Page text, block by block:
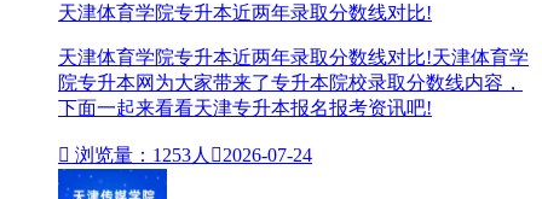
天津体育学院专升本近两年录取分数线对比!
天津体育学院专升本近两年录取分数线对比!天津体育学
院专升本网为大家带来了专升本院校录取分数线内容，
下面一起来看看天津专升本报名报考资讯吧!
 浏览量：1253人 2026-07-24